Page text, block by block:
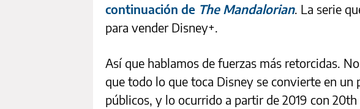
continuación de The Mandalorian. La serie
para vender Disney+.
Así que hablamos de fuerzas más retorcidas.
que todo lo que toca Disney se convierte en un
públicos, y lo ocurrido a partir de 2019 con 20th